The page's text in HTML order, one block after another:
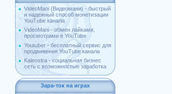
VideoMani (Видеомани) - быстрый
и надежный способ монетизации
YouTube канала
VideoMani - обмен лайками,
просмотрами в YouTube
Youtuber - бесплатный сервис для
продвижения YouTube канала
Kaleostra - социальная бизнес
сеть с возможностью заработка
Зара-ток на играх